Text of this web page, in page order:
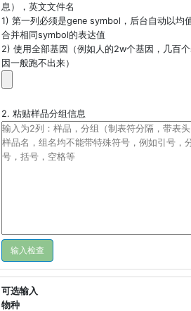
息），英文文件名
1) 第一列必须是gene symbol，后台自动以均
合并相同symbol的表达值
2) 使用全部基因（例如人的2w个基因，几百
因一般跑不出来）
2. 粘贴样品分组信息
可选输入
物种